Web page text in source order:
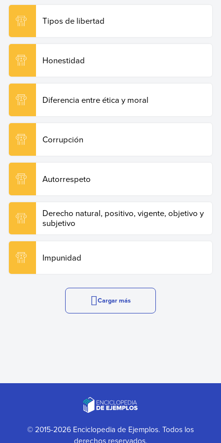
Tipos de libertad
Honestidad
Diferencia entre ética y moral
Corrupción
Autorrespeto
Derecho natural, positivo, vigente, objetivo y
subjetivo
Impunidad
Cargar más
© 2015-2026 Enciclopedia de Ejemplos. Todos los
derechos reservados.